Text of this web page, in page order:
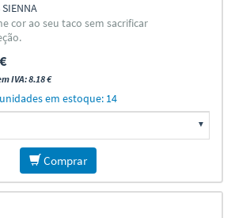
SIENNA
cor ao seu taco sem sacrificar
IVA: 8.18 €
unidades em estoque: 14
Comprar